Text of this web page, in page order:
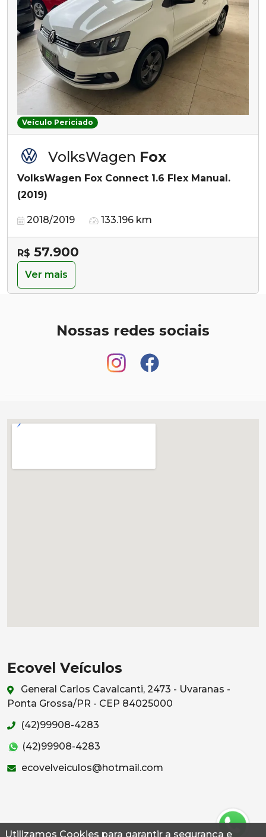
Utilizamos Cookies para garantir a segurança e
Veículo Periciado
VolksWagen Fox
VolksWagen Fox Connect 1.6 Flex Manual.
(2019)
2018/2019 133.196 km
R$ 57.900
Ver mais
Nossas redes sociais
Ecovel Veículos
General Carlos Cavalcanti, 2473 - Uvaranas -
Ponta Grossa/PR - CEP 84025000
(42)99908-4283
(42)99908-4283
ecovelveiculos@hotmail.com